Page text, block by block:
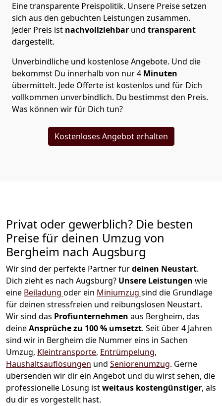
Eine transparente Preispolitik. Unsere Preise setzen
sich aus den gebuchten Leistungen zusammen.
Jeder Preis ist nachvollziehbar und transparent
dargestellt.
Unverbindliche und kostenlose Angebote. Und die
bekommst Du innerhalb von nur4 Minuten
übermittelt. Jede Offerte ist kostenlos und für Dich
vollkommen unverbindlich. Du bestimmst den Preis.
Was können wir für Dich tun?
Kostenloses Angebot erhalten
Privat oder gewerblich? Die besten
Preise für deinen Umzug von
Bergheim nach Augsburg
Wir sind der perfekte Partner fürdeinen Neustart.
Dich zieht es nach Augsburg? Unsere Leistungen wie
eine Beiladung oder ein Miniumzug sind die Grundlage
für deinen stressfreien und reibungslosen Neustart.
Wir sind das Profiunternehmen aus Bergheim, das
deineAnsprüche zu 100 % umsetzt. Seit über 4 Jahren
sind wir in Bergheim die Nummer eins in Sachen
Umzug, Kleintransporte, Entrümpelung,
Haushaltsauflösungen und Seniorenumzug. Gerne
übersenden wir dir ein Angebot und du wirst sehen, die
professionelle Lösung istweitaus kostengünstiger, als
du dir es vorgestellt hast.